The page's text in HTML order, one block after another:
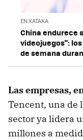
EN XATAKA
China endurece
videojuegos":
de semana
Las empresas,
Tencent, una de
sector ya lidera
millones a